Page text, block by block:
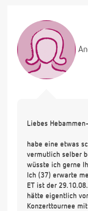
Liebes
habe eine etwas
vermutlich selber
wüsste ich gerne
Ich (37) erwarte
ET ist der
hätte eigentlich
Konzerttournee